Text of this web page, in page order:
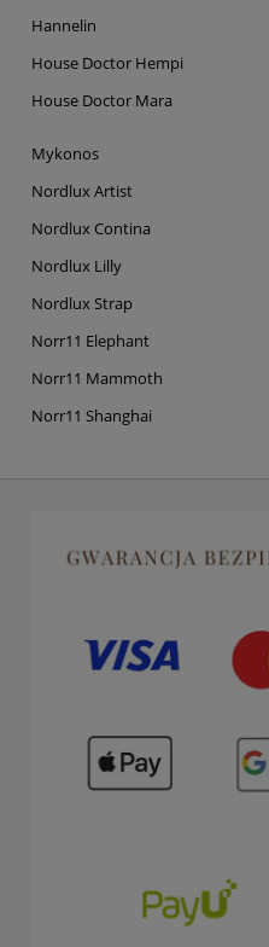
Hannelin
House Doctor Hempi
House Doctor Mara
Mykonos
Nordlux Artist
Nordlux Contina
Nordlux Lilly
Nordlux Strap
Norr11 Elephant
Norr11 Mammoth
Norr11 Shanghai